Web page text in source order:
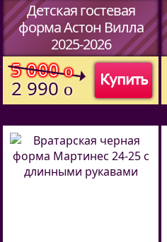
Детская гостевая
форма Астон Вилла
2025-2026
Купить
5 000o
2 990 o